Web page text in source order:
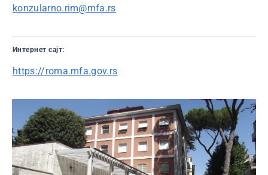
konzularno.rim@mfa.rs
Интернет сајт:
https://roma.mfa.gov.rs